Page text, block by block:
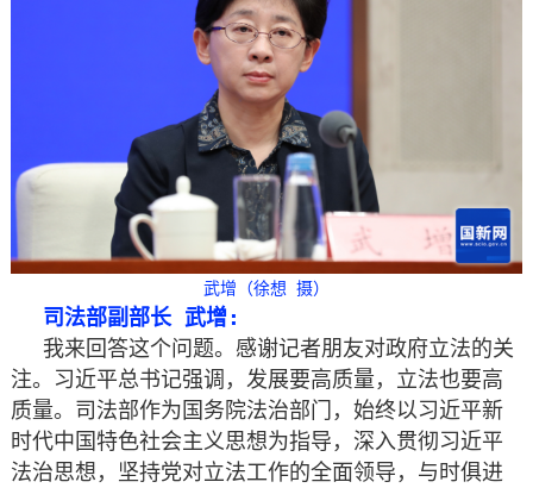
武增（徐想 摄）
司法部副部长 武增:
我来回答这个问题。感谢记者朋友对政府立法的关
注。习近平总书记强调，发展要高质量，立法也要高
质量。司法部作为国务院法治部门，始终以习近平新
时代中国特色社会主义思想为指导，深入贯彻习近平
法治思想，坚持党对立法工作的全面领导，与时俱进